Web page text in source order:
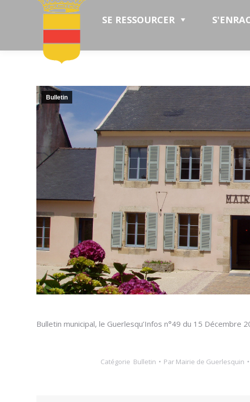
SE RESSOURCER
Bulletin
Bulletin municipal, le Guerlesqu’Infos n°49 du 15 Décembre
Catégorie Bulletin Par Mairie de Guerlesquin